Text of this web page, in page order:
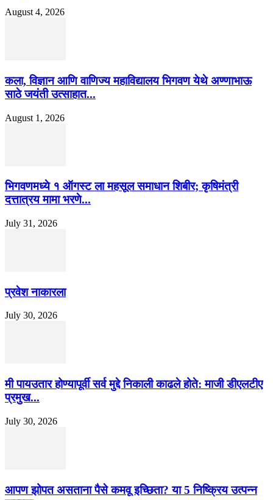
August 4, 2026
कला, विज्ञान आणि वाणिज्य महाविद्यालय भिगवण येथे अण्णाभाऊ
साठे जयंती उत्साहात...
August 1, 2026
भिगवणमध्ये १ ऑगस्ट ला महसूल समाधान शिबीर; कृषिमंत्री
दत्तात्रय मामा भरणे...
July 31, 2026
प्रवेश नाकारला
July 30, 2026
मी पायउतार होण्यापूर्वी सर्व मुद्दे निकाली काढले होते: माजी डीएलटीए
प्रमुख...
July 30, 2026
आपण झोपत असताना पैसे कमवू इच्छिता? या 5 निष्क्रिय उत्पन्न